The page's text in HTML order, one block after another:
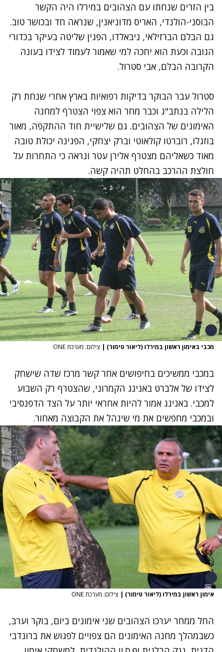
בין הזרים שנחתו עם הצהובים במירלו היה הקשר
הבוסני-הולנדי, האריס מדוניאנין, שנראה חד ובכושר טוב.
גם הבלם הברזילאי, ניבאלדו, הפגין שליטה בעיקר בכדורי
הגובה וכעת הוא יחכה למי שאמור לעמוד לצידו בעונה
הקרובה הבלם, אבי סטרול.
סטרול עבר הבוקר בדיקות רפואיות בארץ אחרי שנחת רק
הלילה בנתב"ג וכבר מחר הוא צפוי הצטרף למחנה
האימונים של הצהובים. גם שלישיית חוד ההתקפה, מאור
בוזגלו, רוברטו קולאוטי וברק יצחקי, הפגינה יכולת טובה
מאוד כשאליהם מצטרף אלירן עטר ונראה כי התחרות על
חולצת ההרכב בהחלט תהיה קשה.
מכבי באימון ראשון במירלו (ליאור טימור) | צילום: מערכת ONE
במכבי ממשיכים בחיפושים אחר קשר מרכז שדה שישחק
לצידו של אלברט באנינג הקמרוני, שהצטרף רק השבוע
למכבי. באנינג אמור להיות אחראי יותר על הצד הדפנסיבי
ובמכבי מחפשים את מי שינהל את הקבוצה מאחור.
אימון ראשון במירלו (ליאור טימור) | צילום: מערכת ONE
החל ממחר יערכו הצהובים שני אימונים ביום, בוקר וערב,
כשבמהלך מחנה האימונים הם צפויים לפגוש את ברונדבי